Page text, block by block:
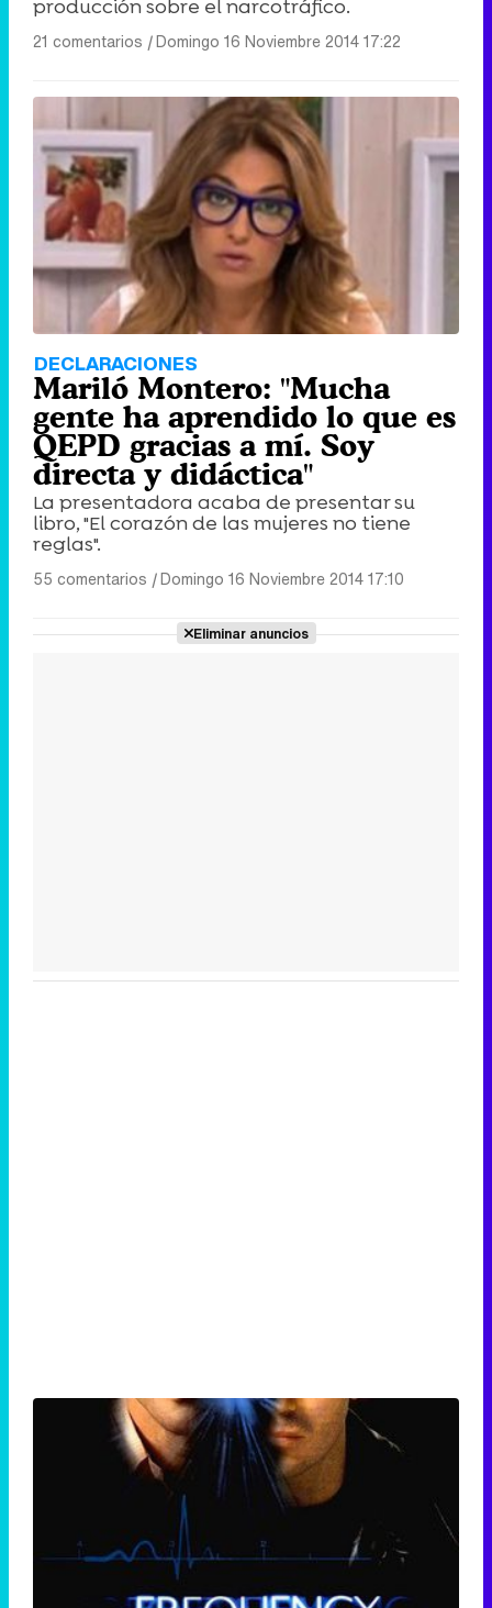
producción sobre el narcotráfico.
21 comentarios |Domingo 16 Noviembre 2014 17:22
DECLARACIONES
Mariló Montero: "Mucha
gente ha aprendido lo que es
QEPD gracias a mí. Soy
directa y didáctica"
La presentadora acaba de presentar su
libro, "El corazón de las mujeres no tiene
reglas".
55 comentarios |Domingo 16 Noviembre 2014 17:10
Eliminar anuncios